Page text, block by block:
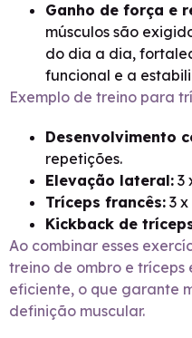
Ganho de força e
músculos são
do dia a dia,
funcional e a
Exemplo de treino para
Desenvolvimento
repetições.
Elevação lateral: 3
Tríceps francês: 3
Kickback de
Ao combinar esses
treino de ombro e tríceps
eficiente, o que garante
definição muscular.